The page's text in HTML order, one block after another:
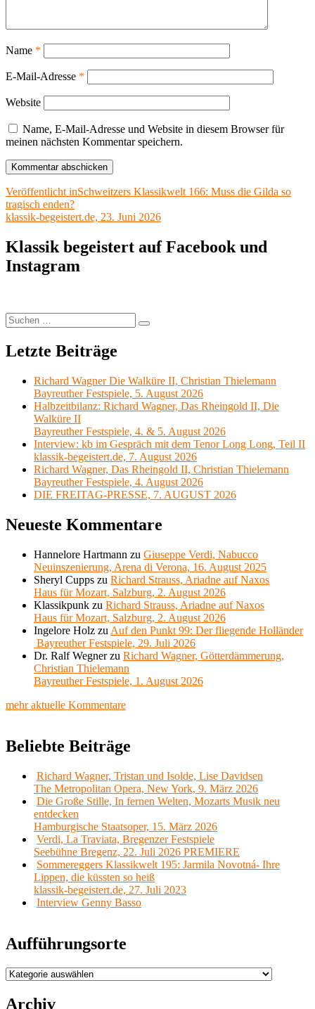
Name *
E-Mail-Adresse *
Website
Name, E-Mail-Adresse und Website in diesem Browser für
meinen nächsten Kommentar speichern.
Beitragsnavigation
Veröffentlicht inSchweitzers Klassikwelt 166: Muss die Gilda so
tragisch enden?
klassik-begeistert.de, 23. Juni 2026
Klassik begeistert auf Facebook und
Instagram
Suchen
nach:
Suchen
Letzte Beiträge
Richard Wagner Die Walküre II, Christian Thielemann
Bayreuther Festspiele, 5. August 2026
Halbzeitbilanz: Richard Wagner, Das Rheingold II, Die
Walküre II
Bayreuther Festspiele, 4. & 5. August 2026
Interview: kb im Gespräch mit dem Tenor Long Long, Teil II
klassik-begeistert.de, 7. August 2026
Richard Wagner, Das Rheingold II, Christian Thielemann
Bayreuther Festspiele, 4. August 2026
DIE FREITAG-PRESSE, 7. AUGUST 2026
Neueste Kommentare
Hannelore Hartmann zu Giuseppe Verdi, Nabucco
Neuinszenierung, Arena di Verona, 16. August 2025
Sheryl Cupps zu Richard Strauss, Ariadne auf Naxos
Haus für Mozart, Salzburg, 2. August 2026
Klassikpunk zu Richard Strauss, Ariadne auf Naxos
Haus für Mozart, Salzburg, 2. August 2026
Ingelore Holz zu Auf den Punkt 99: Der fliegende Holländer
Bayreuther Festspiele, 29. Juli 2026
Dr. Ralf Wegnerzu Richard Wagner, Götterdämmerung,
Christian Thielemann
Bayreuther Festspiele, 1. August 2026
mehr aktuelle Kommentare
Beliebte Beiträge
Richard Wagner, Tristan und Isolde, Lise Davidsen
The Metropolitan Opera, New York, 9. März 2026
Die Große Stille, In fernen Welten, Mozarts Musik neu
entdecken
Hamburgische Staatsoper, 15. März 2026
Verdi, La Traviata, Bregenzer Festspiele
Seebühne Bregenz, 22. Juli 2026 PREMIERE
Sommereggers Klassikwelt 195: Jarmila Novotná- Ihre
Lippen, die küssten so heiß
klassik-begeistert.de, 27. Juli 2023
Interview Genny Basso
Aufführungsorte
Aufführungsorte
Archiv